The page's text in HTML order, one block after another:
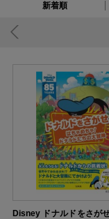
新着順
Disney ドナルドをさが